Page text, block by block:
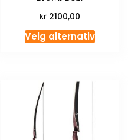
kr 2100,00
Velg alternativ